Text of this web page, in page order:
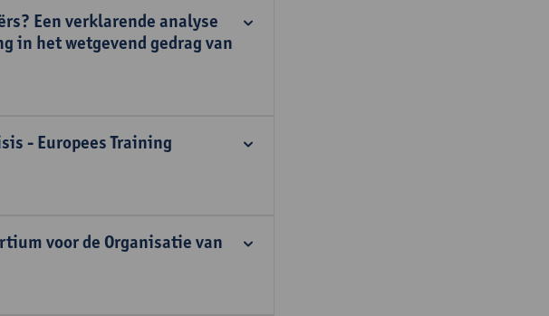
Een verklarende analyse
in het wetgevend gedrag van
- Europees Training
voor de Organisatie van